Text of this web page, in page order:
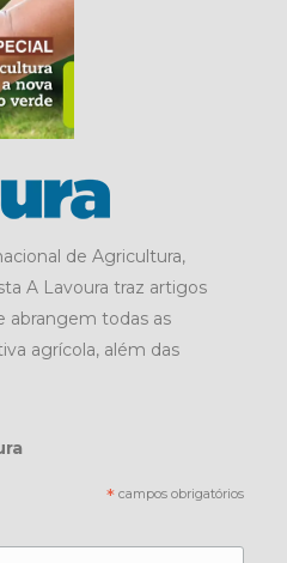
de Agricultura,
A Lavoura traz artigos
abrangem todas as
agrícola, além das
* campos obrigatórios